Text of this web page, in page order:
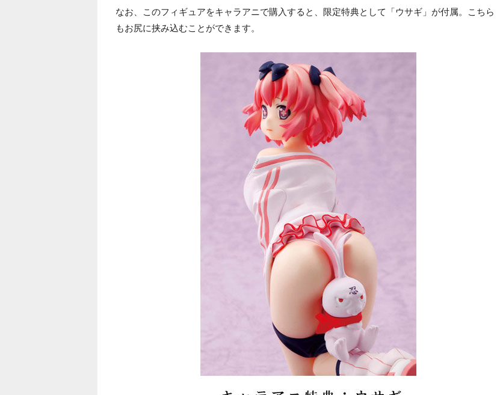
なお、このフィギュアをキャラアニで購入すると、限定特典として「ウサギ」が付属。こちら
もお尻に挟み込むことができます。